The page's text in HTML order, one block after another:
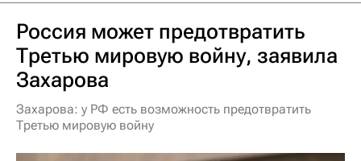
Россия может предотвратить
Третью мировую войну, заявила
Захарова
Захарова: у РФ есть возможность предотвратить
Третью мировую войну